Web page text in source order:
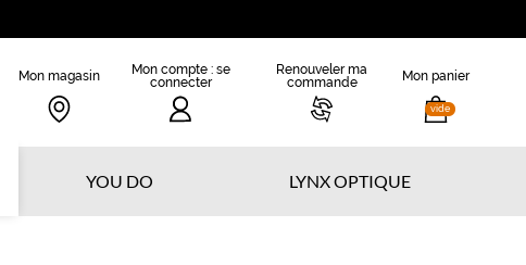
Mon magasin
Mon compte : se
connecter
Renouveler ma
commande
vide
Mon panier
YOU DO LYNX OPTIQUE